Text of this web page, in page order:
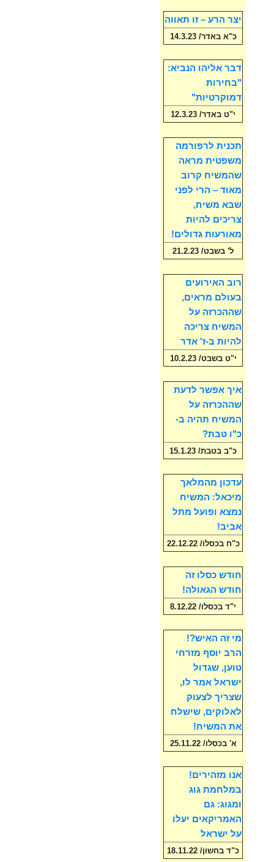
יצר הרע – זו תאווה
כ"א באדר/ 14.3.23
דבר אליהו הנביא:
"בחירות
דמוקרטיות"
י"ט באדר/ 12.3.23
תכנית לרפורמה
משפטית מראה
שהמשיח קרוב
מאוד – הרי לפני
שבא משיח,
צריכים להיות
מאורעות גדולים!
ל' בשבט/ 21.2.23
רוב האירועים
בעולם מראים,
שההכרזה על
המשיח צריכה
להיות ב-ז' אדר
י"ט בשבט/ 10.2.23
איך אפשר לדעת
שההכרזה על
המשיח תהיה ב-
כ"ו טבת?
כ"ב בטבת/ 15.1.23
עדכון מהמלאך
מיכאל: המשיח
נמצא ופועל מתל
אביב!
כ"ח בכסלו/ 22.12.22
חודש כסלו זה
חודש הגאולה!
י"ד בכסלו/ 8.12.22
מי זה האיש?!
הרב יוסף מזרחי
טוען, שגדול
ישראל אמר לו,
שצריך לצעוק
לאלוקים, שישלח
את המשיח!
א' בכסלו/ 25.11.22
אנו מזהירים!
במלחמת גוג
ומגוג: גם
האמריקאים יעלו
על ישראל
כ"ד בחשון/ 18.11.22